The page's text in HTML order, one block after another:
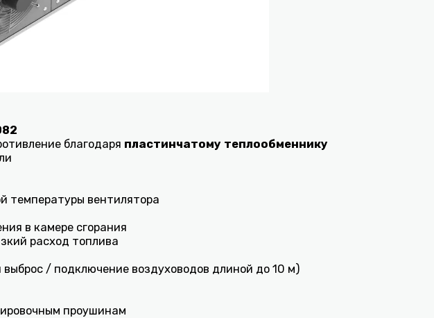
благодаря пластинчатому теплообменнику
температуры вентилятора
в камере сгорания
расход топлива
/ подключение воздуховодов длиной до 10 м)
проушинам